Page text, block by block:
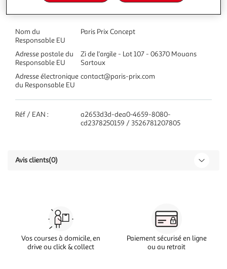
Nom du
Responsable EU
Paris Prix Concept
Adresse postale du
Responsable EU
Zi de l'argile - Lot 107 - 06370 Mouans
Sartoux
Adresse électronique
du Responsable EU
contact@paris-prix.com
Réf / EAN :
a2653d3d-dea0-4659-8080-
cd2378250159 / 3526781207805
Avis clients(0)
Vos courses à domicile, en
drive ou click & collect
Paiement sécurisé en ligne
ou au retrait